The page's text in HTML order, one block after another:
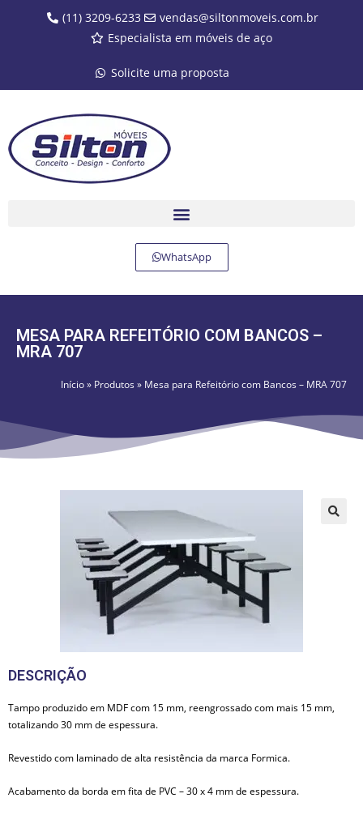
(11) 3209-6233
vendas@siltonmoveis.com.br
Especialista em móveis de aço
Solicite uma proposta
WhatsApp
MESA PARA REFEITÓRIO COM BANCOS –
MRA 707
Início» Produtos » Mesa para Refeitório com Bancos – MRA 707
DESCRIÇÃO
Tampo produzido em MDF com 15 mm, reengrossado com mais 15 mm,
totalizando 30 mm de espessura.
Revestido com laminado de alta resistência da marca Formica.
Acabamento da borda em fita de PVC – 30 x 4 mm de espessura.